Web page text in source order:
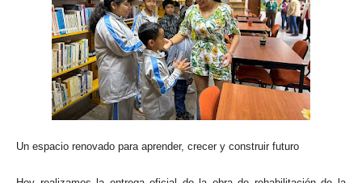
Un espacio renovado para aprender, crecer y construir futuro